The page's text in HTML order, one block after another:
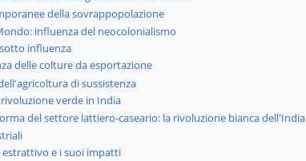
della sovrappopolazione
influenza del neocolonialismo
influenza
delle colture da esportazione
di sussistenza
rivoluzione verde in India
del settore lattiero-caseario: la rivoluzione bianca dell'India
estrattivo e i suoi impatti